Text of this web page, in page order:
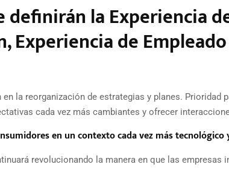
definirán la Experiencia
Experiencia de
en la reorganización de estrategias y planes.
cada vez más cambiantes y ofrecer
en un contexto cada vez más
revolucionando la manera en que las